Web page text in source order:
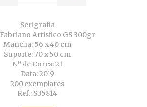
Serigrafia
Artistico GS 300gr
Mancha: 56 x 40 cm
Suporte: 70 x 50 cm
Nº de Cores: 21
Data: 2019
200 exemplares
Ref.: S35814